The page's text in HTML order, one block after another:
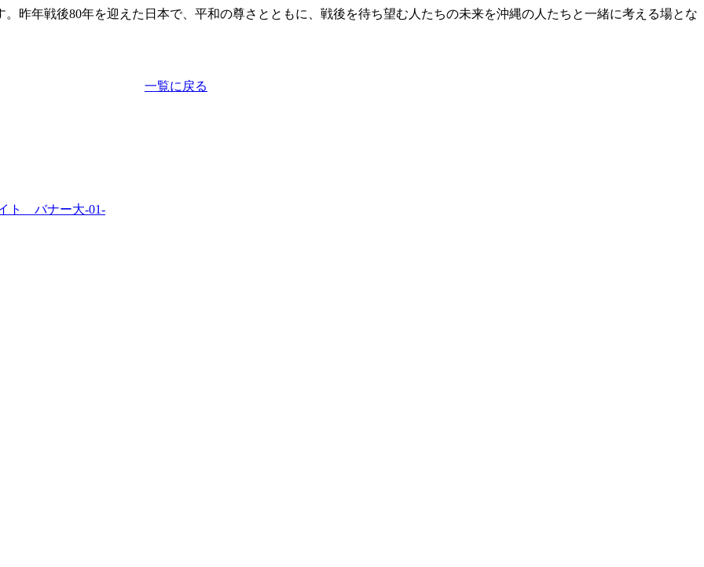
昨年戦後80年を迎えた日本で、平和の尊さとともに、戦後を待ち望む人たちの未来を沖縄の人たちと一緒に考える場とな
一覧に戻る